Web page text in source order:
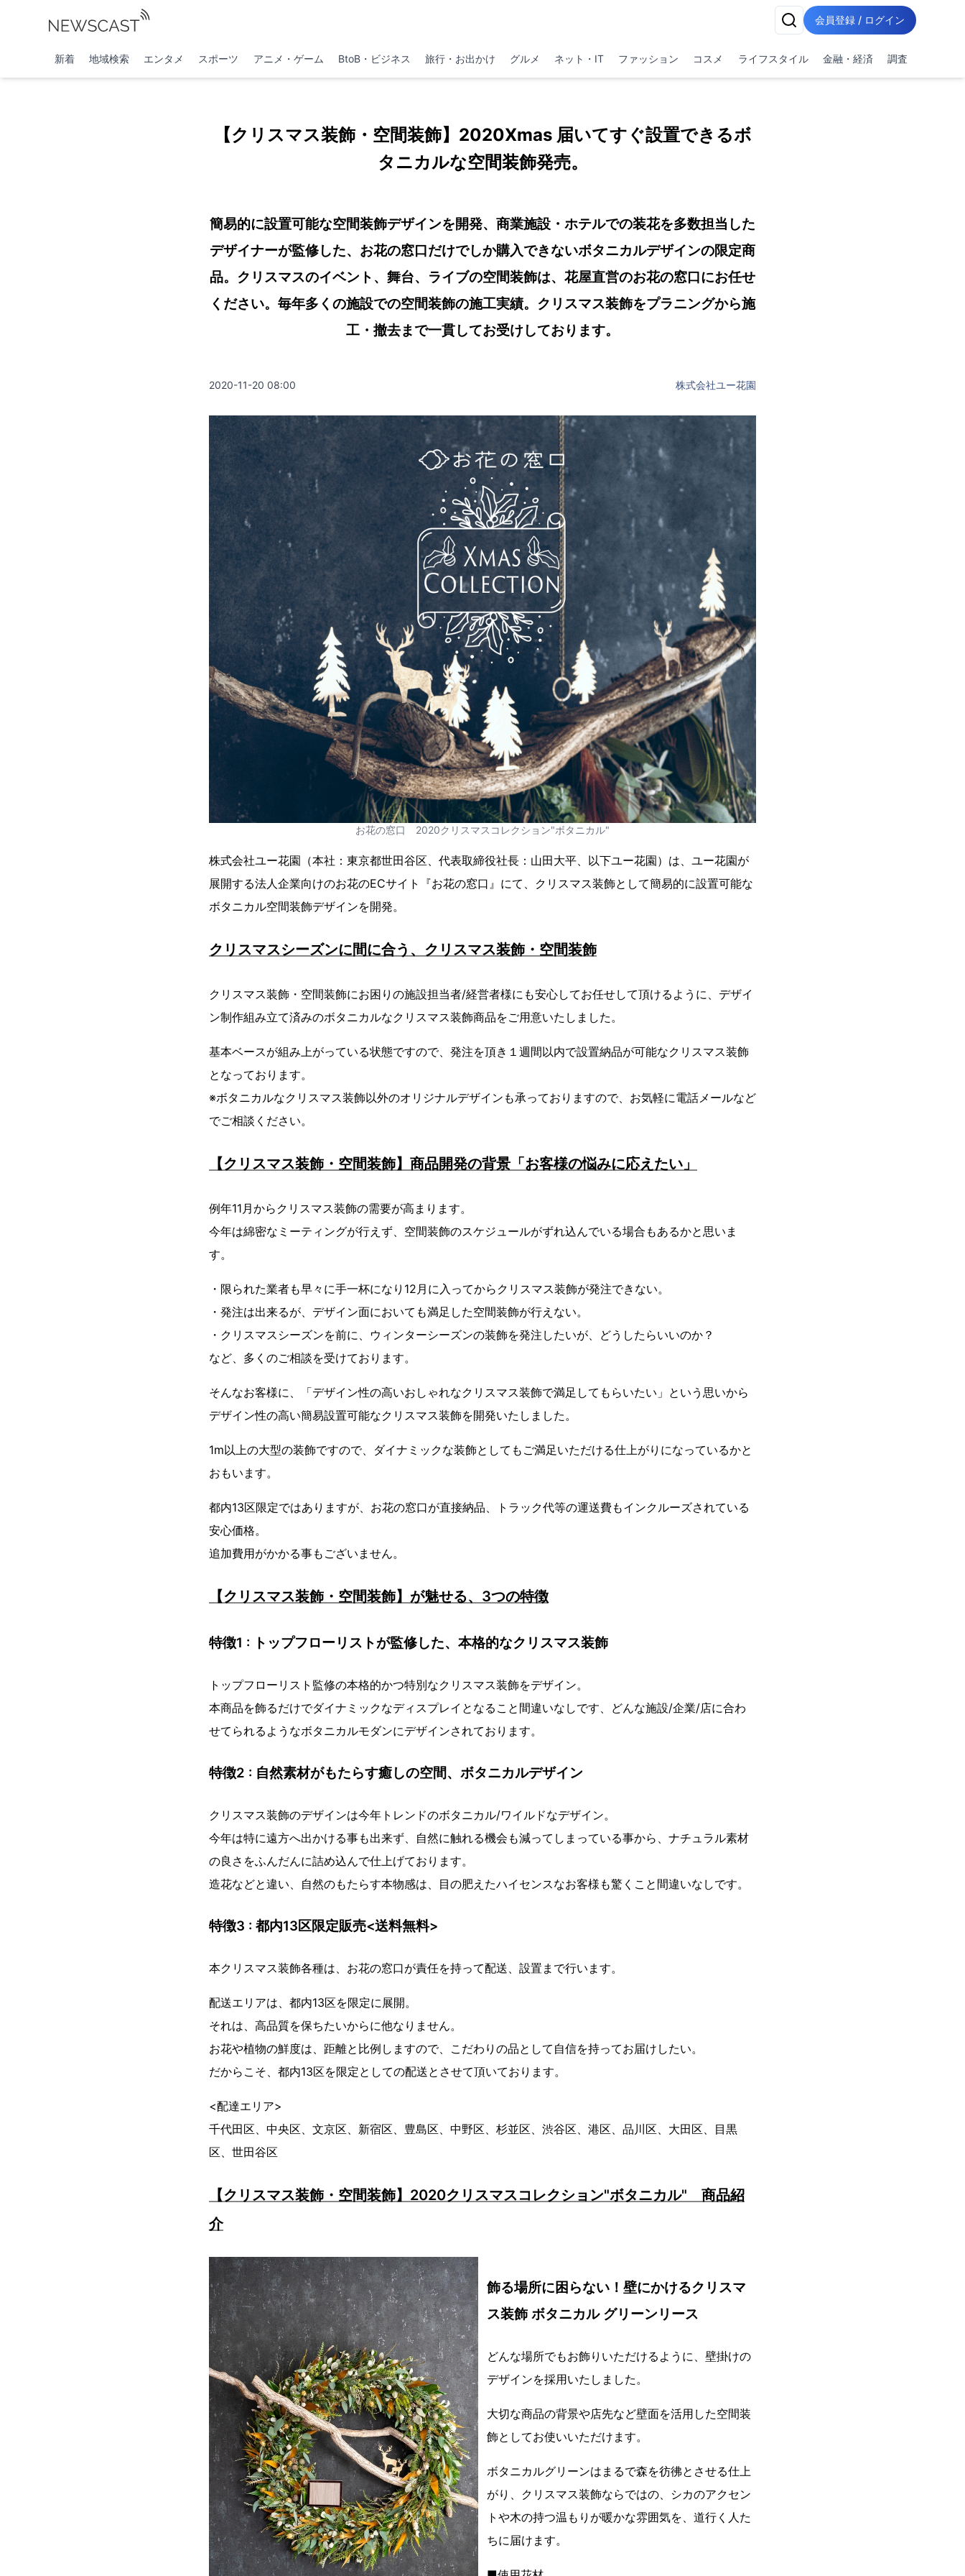
会員登録 / ログイン
新着 地域検索 エンタメ スポーツ アニメ・ゲーム BtoB・ビジネス 旅行・お出かけ グルメ ネット・IT ファッション コスメ ライフスタイル 金融・経済 調査
【クリスマス装飾・空間装飾】2020Xmas 届いてすぐ設置できるボ
タニカルな空間装飾発売。
簡易的に設置可能な空間装飾デザインを開発、商業施設・ホテルでの装花を多数担当した
デザイナーが監修した、お花の窓口だけでしか購入できないボタニカルデザインの限定商
品。クリスマスのイベント、舞台、ライブの空間装飾は、花屋直営のお花の窓口にお任せ
ください。毎年多くの施設での空間装飾の施工実績。クリスマス装飾をプラニングから施
工・撤去まで一貫してお受けしております。
2020-11-20 08:00 株式会社ユー花園
お花の窓口 2020クリスマスコレクション"ボタニカル"
株式会社ユー花園（本社：東京都世田谷区、代表取締役社長：山田大平、以下ユー花園）は、ユー花園が
展開する法人企業向けのお花のECサイト『お花の窓口』にて、クリスマス装飾として簡易的に設置可能な
ボタニカル空間装飾デザインを開発。
クリスマスシーズンに間に合う、クリスマス装飾・空間装飾
クリスマス装飾・空間装飾にお困りの施設担当者/経営者様にも安心してお任せして頂けるように、デザイ
ン制作組み立て済みのボタニカルなクリスマス装飾商品をご用意いたしました。
基本ベースが組み上がっている状態ですので、発注を頂き１週間以内で設置納品が可能なクリスマス装飾
となっております。
※ボタニカルなクリスマス装飾以外のオリジナルデザインも承っておりますので、お気軽に電話メールなど
でご相談ください。
【クリスマス装飾・空間装飾】商品開発の背景「お客様の悩みに応えたい」
例年11月からクリスマス装飾の需要が高まります。
今年は綿密なミーティングが行えず、空間装飾のスケジュールがずれ込んでいる場合もあるかと思いま
す。
・限られた業者も早々に手一杯になり12月に入ってからクリスマス装飾が発注できない。
・発注は出来るが、デザイン面においても満足した空間装飾が行えない。
・クリスマスシーズンを前に、ウィンターシーズンの装飾を発注したいが、どうしたらいいのか？
など、多くのご相談を受けております。
そんなお客様に、「デザイン性の高いおしゃれなクリスマス装飾で満足してもらいたい」という思いから
デザイン性の高い簡易設置可能なクリスマス装飾を開発いたしました。
1m以上の大型の装飾ですので、ダイナミックな装飾としてもご満足いただける仕上がりになっているかと
おもいます。
都内13区限定ではありますが、お花の窓口が直接納品、トラック代等の運送費もインクルーズされている
安心価格。
追加費用がかかる事もございません。
【クリスマス装飾・空間装飾】が魅せる、3つの特徴
特徴1 : トップフローリストが監修した、本格的なクリスマス装飾
トップフローリスト監修の本格的かつ特別なクリスマス装飾をデザイン。
本商品を飾るだけでダイナミックなディスプレイとなること間違いなしです、どんな施設/企業/店に合わ
せてられるようなボタニカルモダンにデザインされております。
特徴2 : 自然素材がもたらす癒しの空間、ボタニカルデザイン
クリスマス装飾のデザインは今年トレンドのボタニカル/ワイルドなデザイン。
今年は特に遠方へ出かける事も出来ず、自然に触れる機会も減ってしまっている事から、ナチュラル素材
の良さをふんだんに詰め込んで仕上げております。
造花などと違い、自然のもたらす本物感は、目の肥えたハイセンスなお客様も驚くこと間違いなしです。
特徴3 : 都内13区限定販売<送料無料>
本クリスマス装飾各種は、お花の窓口が責任を持って配送、設置まで行います。
配送エリアは、都内13区を限定に展開。
それは、高品質を保ちたいからに他なりません。
お花や植物の鮮度は、距離と比例しますので、こだわりの品として自信を持ってお届けしたい。
だからこそ、都内13区を限定としての配送とさせて頂いております。
<配達エリア>
千代田区、中央区、文京区、新宿区、豊島区、中野区、杉並区、渋谷区、港区、品川区、大田区、目黒
区、世田谷区
【クリスマス装飾・空間装飾】2020クリスマスコレクション"ボタニカル" 商品紹
介
飾る場所に困らない！壁にかけるクリスマ
ス装飾 ボタニカル グリーンリース
どんな場所でもお飾りいただけるように、壁掛けの
デザインを採用いたしました。
大切な商品の背景や店先など壁面を活用した空間装
飾としてお使いいただけます。
ボタニカルグリーンはまるで森を彷彿とさせる仕上
がり、クリスマス装飾ならではの、シカのアクセン
トや木の持つ温もりが暖かな雰囲気を、道行く人た
ちに届けます。